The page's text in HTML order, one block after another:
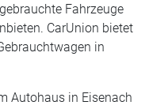
Fahrzeuge
CarUnion bietet
in
Autohaus in Eisenach